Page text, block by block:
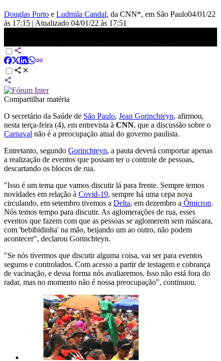
Douglas Porto e Ludmila Candal, da CNN*, em São Paulo04/01/22
às 17:15 | Atualizado 04/01/22 às 17:51
Compartilhar matéria
O secretário da Saúde de São Paulo, Jean Gorinchteyn, afirmou,
nesta terça-feira (4), em entrevista à CNN, que a discussão sobre o
Carnaval não é a preocupação atual do governo paulista.
Entretanto, segundo Gorinchteyn, a pauta deverá comportar apenas
a realização de eventos que possam ter o controle de pessoas,
descartando os blocos de rua.
"Isso é um tema que vamos discutir lá para frente. Sempre temos
novidades em relação à Covid-19, sempre há uma cepa nova
circulando, em setembro tivemos a Delta, em dezembro a Ômicron.
Nós temos tempo para discutir. As aglomerações de rua, esses
eventos que fazem com que as pessoas se aglomerem sem máscara,
com 'bebibidinha' na mão, beijando um ao outro, não podem
acontecer", declarou Gorinchteyn.
"Se nós tivermos que discutir alguma coisa, vai ser para eventos
seguros e controlados. Com acesso a partir de testagem e cobrança
de vacinação, e dessa forma nós avaliaremos. Isso não está fora do
radar, mas no momento não é nossa preocupação", continuou.